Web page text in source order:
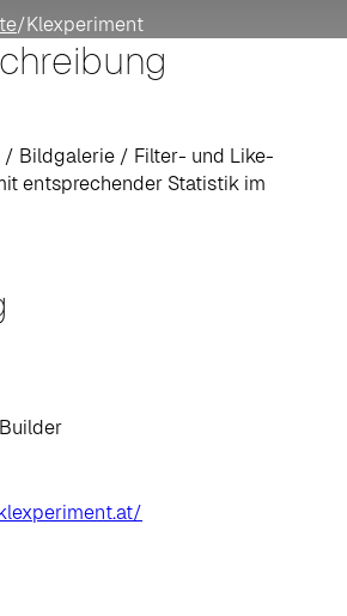
/Klexperiment
/ Bildgalerie / Filter- und Like-
entsprechender Statistik im